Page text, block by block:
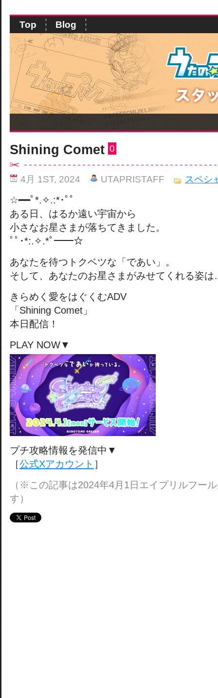
Top Blog
Shining Comet 0
4月 1ST, 2024 UTAPRISTAFF スペシ
☆━━ﾟ*.✧.:*･ﾟﾟ
ある日、はるか遠い宇宙から
小さなお星さまが落ちてきました。
ﾟﾟ･*:.✧.*ﾟ━━☆
あなたを待つトクベツな「であい」。
そして、あなたのお星さまがみせてくれる姿
きらめく愛をはぐくむADV
「Shining Comet」
本日配信！
PLAY NOW▼
プチ攻略情報を発信中▼
［公式Xアカウント ］
（※この記事は2024年4月1日エイプリルフー
す）